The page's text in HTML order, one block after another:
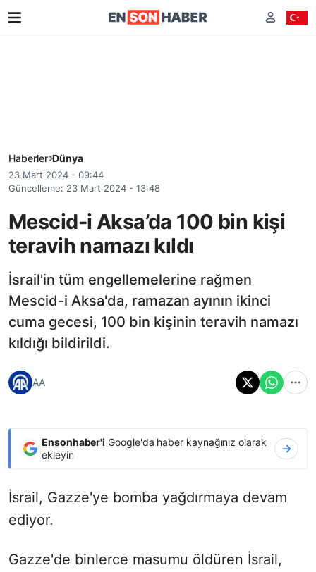
Haberler Dünya
23 Mart 2024 - 09:44
Güncelleme: 23 Mart 2024 - 13:48
Mescid-i Aksa’da 100 bin kişi
teravih namazı kıldı
İsrail'in tüm engellemelerine rağmen
Mescid-i Aksa'da, ramazan ayının ikinci
cuma gecesi, 100 bin kişinin teravih namazı
kıldığı bildirildi.
AA
Ensonhaber'i Google'da haber kaynağınız olarak
ekleyin
İsrail, Gazze'ye bomba yağdırmaya devam
ediyor.
Gazze'de binlerce masumu öldüren İsrail,